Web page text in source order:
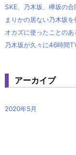
SKE、乃木坂、欅坂の
まりかの居ない乃木坂
オカズに使ったことのあ
乃木坂が久々に46時間
アーカイブ
2020年5月